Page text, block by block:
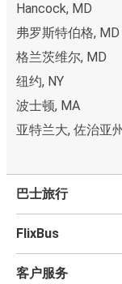
Hancock, MD
弗罗斯特伯格, MD
格兰茨维尔, MD
纽约, NY
波士顿, MA
亚特兰大, 佐治亚州
巴士旅行
FlixBus
客户服务